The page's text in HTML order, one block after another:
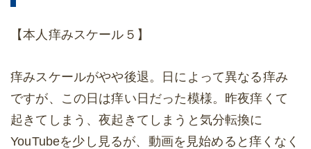
【本人痒みスケール５】
痒みスケールがやや後退。日によって異なる痒み
ですが、この日は痒い日だった模様。昨夜痒くて
起きてしまう、夜起きてしまうと気分転換に
YouTubeを少し見るが、動画を見始めると痒くなく